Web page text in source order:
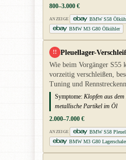
800–3.000 €
ANZEIGE
BMW S58
BMW M3 G80 Ölkühler
!! Pleuellager-
Wie beim Vorgänger S55
vorzeitig verschleißen,
Tuning und
Symptome: Klopfen aus
metallische Partikel im Öl
2.000–7.000 €
ANZEIGE
BMW S58
BMW M3 G80